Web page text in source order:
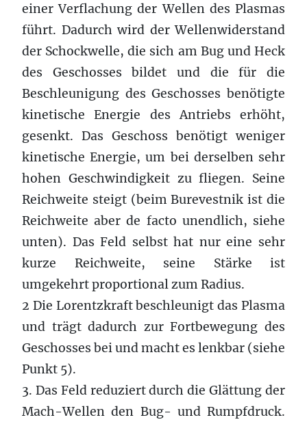
einer Verflachung der Wellen des Plasmas
führt. Dadurch wird der Wellenwiderstand
der Schockwelle, die sich am Bug und Heck
des Geschosses bildet und die für die
Beschleunigung des Geschosses benötigte
kinetische Energie des Antriebs erhöht,
gesenkt. Das Geschoss benötigt weniger
kinetische Energie, um bei derselben sehr
hohen Geschwindigkeit zu fliegen. Seine
Reichweite steigt (beim Burevestnik ist die
Reichweite aber de facto unendlich, siehe
unten). Das Feld selbst hat nur eine sehr
kurze Reichweite, seine Stärke ist
umgekehrt proportional zum Radius.
2 Die Lorentzkraft beschleunigt das Plasma
und trägt dadurch zur Fortbewegung des
Geschosses bei und macht es lenkbar (siehe
Punkt 5).
3. Das Feld reduziert durch die Glättung der
Mach-Wellen den Bug- und Rumpfdruck.